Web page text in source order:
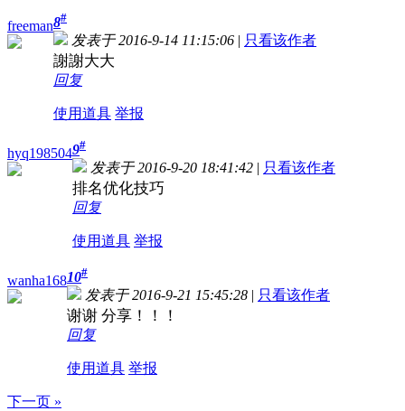
freeman8#
发表于 2016-9-14 11:15:06 | 只看该作者
謝謝大大
回复
使用道具 举报
hyq1985049#
发表于 2016-9-20 18:41:42 | 只看该作者
排名优化技巧
回复
使用道具 举报
wanha16810#
发表于 2016-9-21 15:45:28 | 只看该作者
谢谢 分享！！！
回复
使用道具 举报
下一页 »